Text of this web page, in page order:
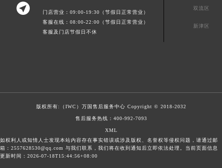

门店营业：09:00-19:30（节假日正常营业）
客服在线：08:00-22:00（节假日正常营业）
客服及门店节假日不休
双流区
新津区
版权所有:（IWC） 万国售后服务中心 Copyright © 2018-2032
售后服务热线： 400-992-7093
XML
如权利人或知情人士发现本站内容存在事实错误或涉及版权、名誉权等侵权问题，请通过邮
箱：2557628530@qq.com 与我们联系，我们将在收到通知后立即依法处理。当前页面信息
更新时间：2026-07-18T15:44:56+08:00